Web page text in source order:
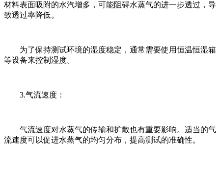
材料表面吸附的水汽增多，可能阻碍水蒸气的进一步透过，导
致透过率降低。
为了保持测试环境的湿度稳定，通常需要使用恒温恒湿箱
等设备来控制湿度。
3.气流速度：
气流速度对水蒸气的传输和扩散也有重要影响。适当的气
流速度可以促进水蒸气的均匀分布，提高测试的准确性。